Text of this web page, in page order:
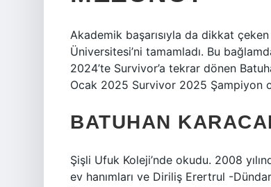
Akademik başarısıyla da dikkat
Üniversitesi’ni tamamladı. Bu
2024’te Survivor’a tekrar dönen
Ocak 2025 Survivor 2025 Şampiyon
BATUHAN
Şişli Ufuk Koleji’nde okudu. 2008
ev hanımları ve Diriliş Erertrul -